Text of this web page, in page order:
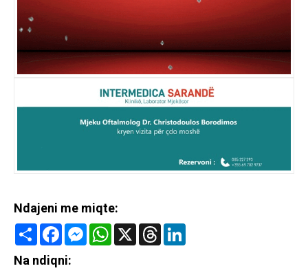
Ndajeni me miqte:
Share FacebookMessenger
WhatsApp
X Threads
Na ndiqni: